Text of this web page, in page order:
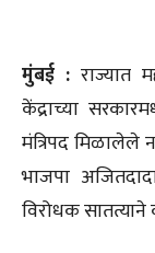
मुंबई :राज्यात
केंद्राच्या
मंत्रिपद मिळालेले
भाजपा
विरोधक